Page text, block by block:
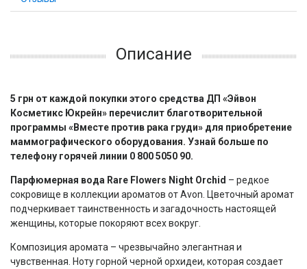
Описание
5 грн от каждой покупки этого средства ДП «Эйвон
Косметикс Юкрейн» перечислит благотворительной
программы «Вместе против рака груди» для приобретение
маммографического оборудования. Узнай больше по
телефону горячей линии 0 800 5050 90.
Парфюмерная вода Rare Flowers Night Orchid – редкое
сокровище в коллекции ароматов от Avon. Цветочный аромат
подчеркивает таинственность и загадочность настоящей
женщины, которые покоряют всех вокруг.
Композиция аромата – чрезвычайно элегантная и
чувственная. Ноту горной черной орхидеи, которая создает